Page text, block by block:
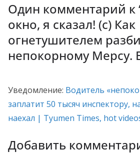
Один комментарий к
окно, я сказал! (с) Как
огнетушителем
непокорному Мерсу.
Уведомление: Водитель
заплатит 50 тысяч инспектору,
наехал | Tyumen Times, hot
Добавить